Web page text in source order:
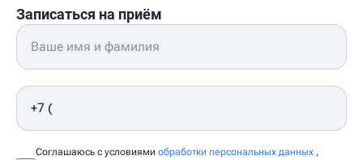
Записаться на приём
Соглашаюсь с условиями обработки персональных данных ,